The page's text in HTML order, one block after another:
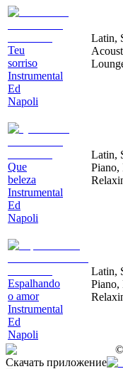
Teu
sorriso
Instrumental
Ed
Napoli
Latin,
Que
beleza
Instrumental
Ed
Napoli
Latin,
Piano,
Espalhando
o amor
Instrumental
Ed
Napoli
Latin,
Piano,
©
Скачать приложение